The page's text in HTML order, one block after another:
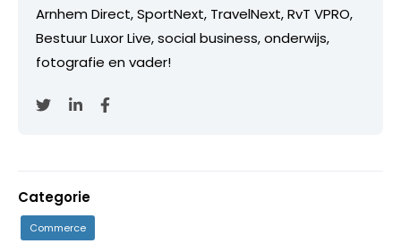
Arnhem Direct, SportNext, TravelNext, RvT VPRO,
Bestuur Luxor Live, social business, onderwijs,
fotografie en vader!
Categorie
Commerce